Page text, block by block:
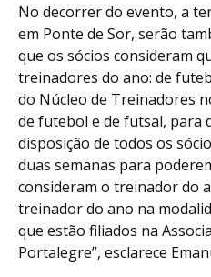
No decorrer do evento, a
em Ponte de Sor, serão
que os sócios consideram
treinadores do ano: de
do Núcleo de Treinadores
de futebol e de futsal, para
disposição de todos os
duas semanas para
consideram o treinador do
treinador do ano na
que estão filiados na
Portalegre”, esclarece